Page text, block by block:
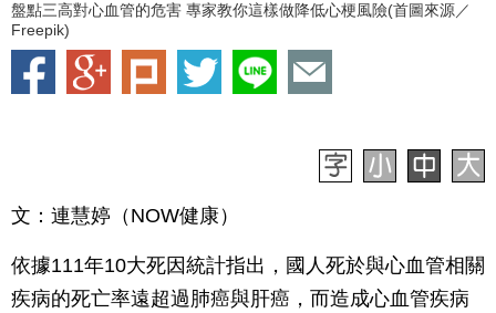
盤點三高對心血管的危害 專家教你這樣做降低心梗風險(首圖來源／
Freepik)
文：連慧婷（NOW健康）
依據111年10大死因統計指出，國人死於與心血管相關
疾病的死亡率遠超過肺癌與肝癌，而造成心血管疾病